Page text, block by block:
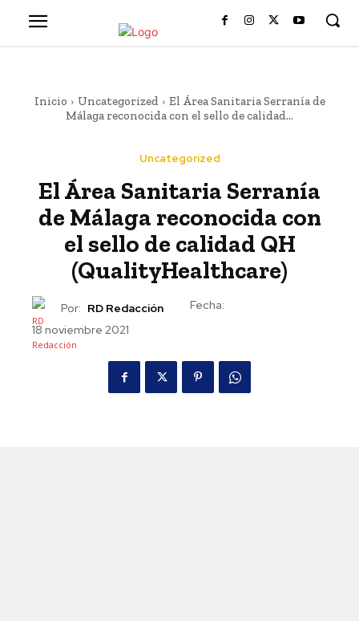
Inicio Uncategorized
El Área Sanitaria Serranía de
Málaga reconocida con el sello de calidad...
Uncategorized
El Área Sanitaria Serranía
de Málaga reconocida con
el sello de calidad QH
(QualityHealthcare)
Por: RD Redacción
Fecha:
18 noviembre 2021